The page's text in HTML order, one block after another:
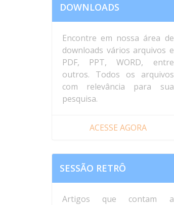
DOWNLOADS
Encontre em nossa área de
downloads vários arquivos e
PDF, PPT, WORD, entre
outros. Todos os arquivos
com relevância para sua
pesquisa.
ACESSE AGORA
SESSÃO RETRÔ
Artigos que contam a